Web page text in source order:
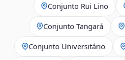
Conjunto Rui Lino
Conjunto Tangará
Conjunto Universitário